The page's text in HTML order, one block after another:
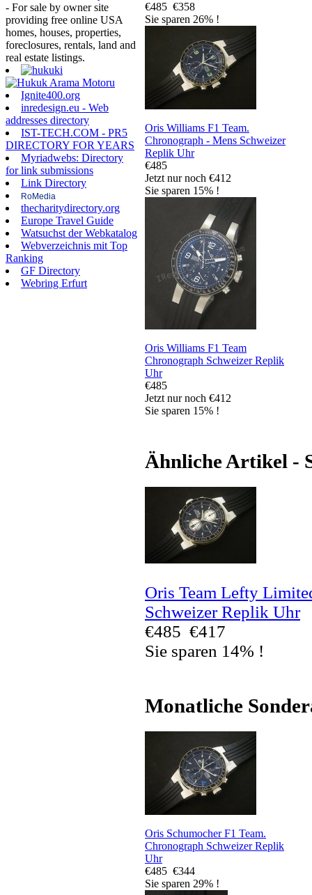
- For sale by owner site
providing free online USA
homes, houses, properties,
foreclosures, rentals, land and
real estate listings.
Ignite400.org
inredesign.eu - Web
addresses directory
IST-TECH.COM - PR5
DIRECTORY FOR YEARS
Myriadwebs: Directory
for link submissions
Link Directory
RoMedia
thecharitydirectory.org
Europe Travel Guide
Watsuchst der Webkatalog
Webverzeichnis mit Top
Ranking
GF Directory
Webring Erfurt
€485 €358
Sie sparen 26% !
Oris Williams F1 Team.
Chronograph - Mens Schweizer
Replik Uhr
€485
Jetzt nur noch €412
Sie sparen 15% !
Oris Williams F1 Team
Chronograph Schweizer Replik
Uhr
€485
Jetzt nur noch €412
Sie sparen 15% !
Ähnliche Artikel -
Oris Team Lefty
Schweizer Replik Uhr
€485 €417
Sie sparen 14% !
Monatliche
Oris Schumocher F1 Team.
Chronograph Schweizer Replik
Uhr
€485 €344
Sie sparen 29% !